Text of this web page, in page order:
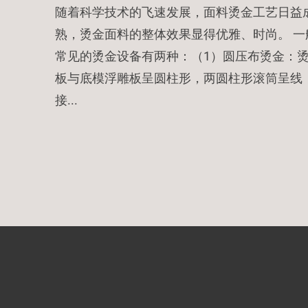
随着科学技术的飞速发展，面料烫金工艺日益
熟，烫金面料的整体效果显得优雅、时尚。 一
常见的烫金设备有两种：（1）圆压布烫金：
板与底模浮雕板呈圆柱形，两圆柱形滚筒呈线
接...